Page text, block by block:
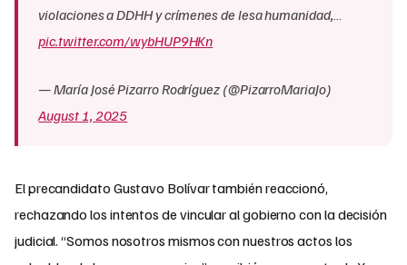
violaciones a DDHH y crímenes de lesa humanidad,…
pic.twitter.com/wybHUP9HKn
— María José Pizarro Rodríguez (@PizarroMariaJo)
August 1, 2025
El precandidato Gustavo Bolívar también reaccionó,
rechazando los intentos de vincular al gobierno con la decisión
judicial. “Somos nosotros mismos con nuestros actos los